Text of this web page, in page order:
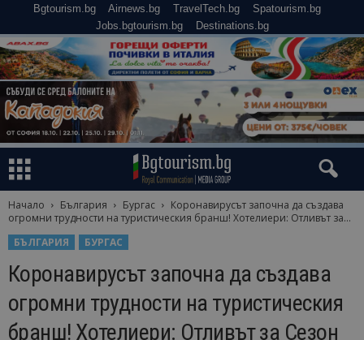
Bgtourism.bg Airnews.bg TravelTech.bg
Spatourism.bg
Jobs.bgtourism.bg
Destinations.bg
Начало България Бургас
Коронавирусът започна да създава
огромни трудности на туристическия бранш! Хотелиери: Отливът за...
БЪЛГАРИЯ
БУРГАС
Коронавирусът започна да създава
огромни трудности на туристическия
бранш! Хотелиери: Отливът за Сезон